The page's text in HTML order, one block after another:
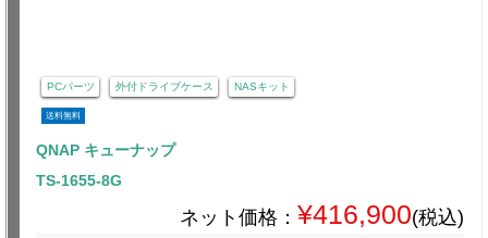
PCパーツ 外付ドライブケース NASキット
送料無料
QNAP キューナップ
TS-1655-8G
ネット価格： ¥416,900(税込)